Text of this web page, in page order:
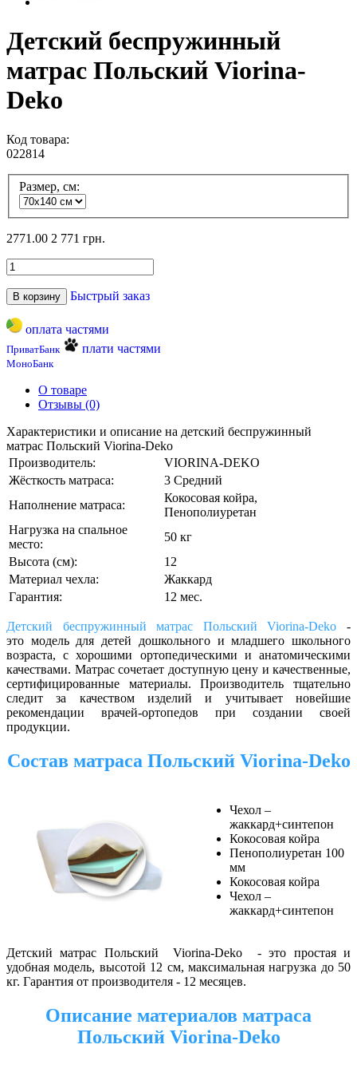
Детский беспружинный
матрас Польский Viorina-
Deko
Код товара:
022814
Размер, см:
2771.00 2 771 грн.
В корзину Быстрый заказ
оплата частями
ПриватБанк плати частями
МоноБанк
О товаре
Отзывы (0)
Характеристики и описание на детский беспружинный
матрас Польский Viorina-Deko
Производитель:
VIORINA-DEKO
Жёсткость матраса:
3 Средний
Наполнение матраса:
Кокосовая койра,
Пенополиуретан
Нагрузка на спальное
место:
50 кг
Высота (см):
12
Материал чехла:
Жаккард
Гарантия:
12 мес.
Детский беспружинный матрас Польский Viorina-Deko -
это модель для детей дошкольного и младшего школьного
возраста,с хорошими ортопедическими и анатомическими
качествами. Матрас сочетает доступную цену и качественные,
сертифицированные материалы. Производитель тщательно
следит за качеством изделий и учитывает новейшие
рекомендации врачей-ортопедов при создании своей
продукции.
Состав матраса Польский Viorina-Deko
Чехол –
жаккард+синтепон
Кокосовая койра
Пенополиуретан 100
мм
Кокосовая койра
Чехол –
жаккард+синтепон
Детский матрас Польский
Viorina-Deko - это простая и
удобная модель, высотой 12 см, максимальная нагрузка до 50
кг. Гарантия от производителя - 12 месяцев.
Описание материалов матраса
Польский Viorina-Deko